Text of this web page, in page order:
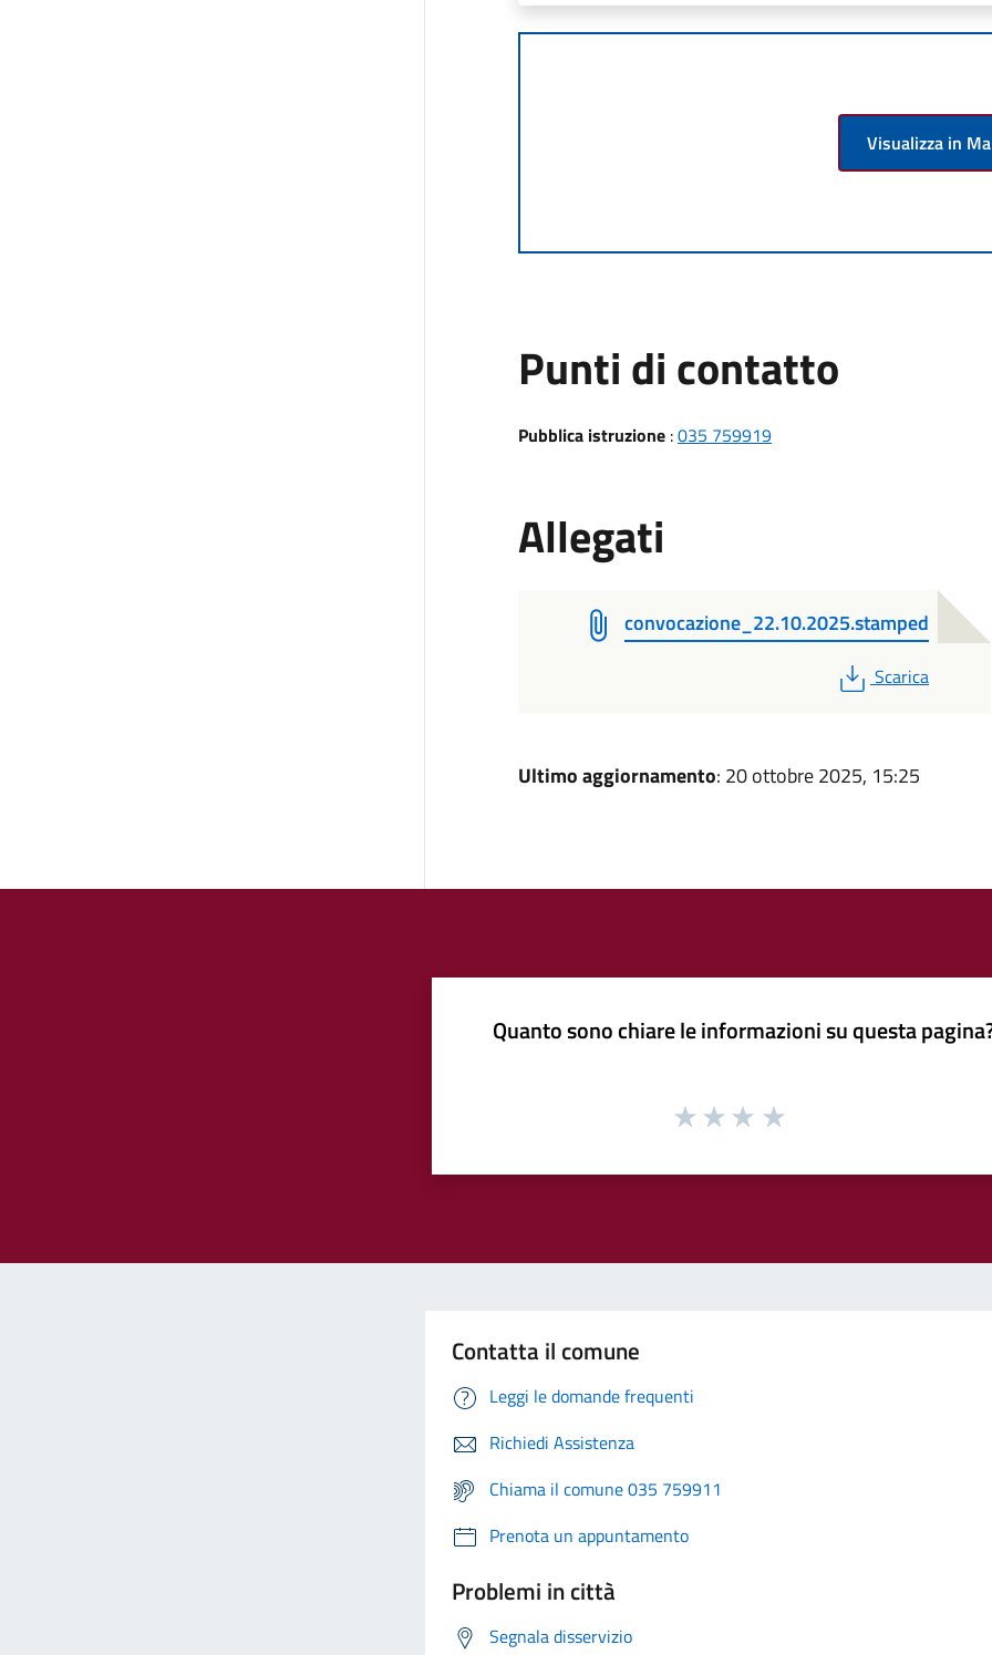
Visualizza in
Punti di contatto
Pubblica istruzione:035 759919
Allegati
convocazione_22.10.2025.stamped
PDF
Scarica
Ultimo aggiornamento: 20 ottobre 2025, 15:25
Quanto sono chiare le informazioni su questa
Contatta il comune
Leggi le domande frequenti
Richiedi Assistenza
Chiama il comune 035 759911
Prenota un appuntamento
Problemi in città
Segnala disservizio